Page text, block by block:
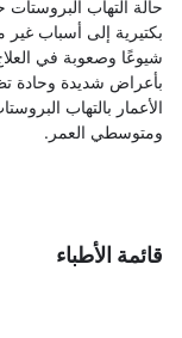
تسجيل الخروج
حالة التهاب
بكتيرية إلى أسباب غير
شيوعًا وصعوبة في
بأعراض شديدة وحادة
الأعمار بالتهاب
ومتوسطي العمر.
قائمة الأطباء